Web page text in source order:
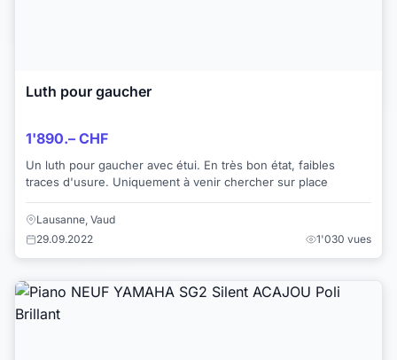
Luth pour gaucher
1'890.– CHF
Un luth pour gaucher avec étui. En très bon état, faibles
traces d'usure. Uniquement à venir chercher sur place
Lausanne, Vaud
29.09.2022
1'030 vues